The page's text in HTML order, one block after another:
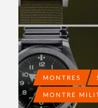
MONTRES
MONTRE